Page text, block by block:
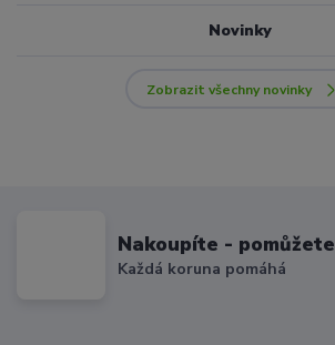
Novinky
Zobrazit všechny novinky
Nakoupíte - pomůžete
Každá koruna pomáhá